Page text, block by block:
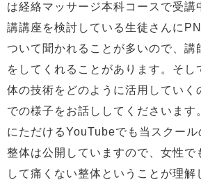
は経絡マッサージ本科コースで受講
講講座を検討している生徒さんに
ついて聞かれることが多いので、講
をしてくれることがあります。そし
体の技術をどのように活用していく
での様子をお話ししてくださいます
にただけるYouTubeでも当スクー
整体は公開していますので、女性で
して痛くない整体ということが理解